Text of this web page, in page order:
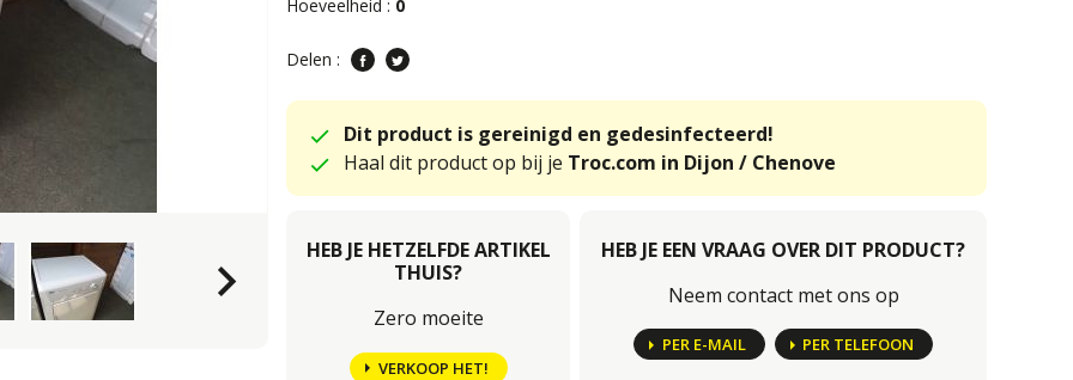
keyboard_arrow_right
Hoeveelheid : 0
Delen :
Dit product is gereinigd en gedesinfecteerd!
Haal dit product op bij je Troc.com in Dijon / Chenove
HEB JE HETZELFDE ARTIKEL
THUIS?
Zero moeite
VERKOOP HET!
HEB JE EEN VRAAG OVER DIT PRODUCT?
Neem contact met ons op
PER E-MAIL PER TELEFOON